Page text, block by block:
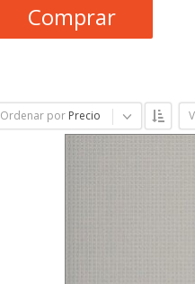
Comprar
Ordenar por Precio